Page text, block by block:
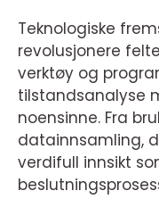
Teknologiske
revolusjonere
verktøy og
tilstandsanalyse
noensinne. Fra
datainnsamling,
verdifull innsikt